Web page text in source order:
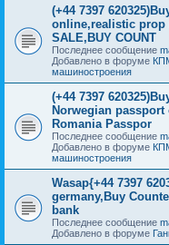
(+44 7397
online,realistic prop
SALE,BUY COUNT
Последнее сообщение
Добавлено в форуме
машиностроения
(+44 7397
Norwegian
Romania Passpor
Последнее сообщение
Добавлено в форуме
машиностроения
Wasap{+44 7397
germany,Buy
bank
Последнее сообщение
Добавлено в форуме